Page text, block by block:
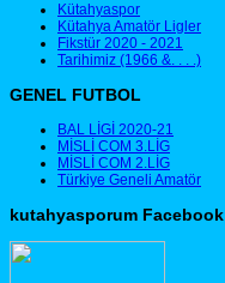
Kütahyaspor
Kütahya Amatör Ligler
Fikstür 2020 - 2021
Tarihimiz (1966 &. . . .)
GENEL FUTBOL
BAL LİGİ 2020-21
MİSLİ COM 3.LİG
MİSLİ COM 2.LİG
Türkiye Geneli Amatör
kutahyasporum Facebook